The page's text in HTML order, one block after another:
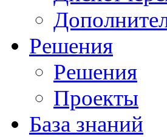
Решения
Решения
Проекты
База знаний